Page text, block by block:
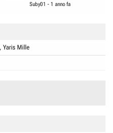
Suby01 - 1 anno fa
Yaris Mille